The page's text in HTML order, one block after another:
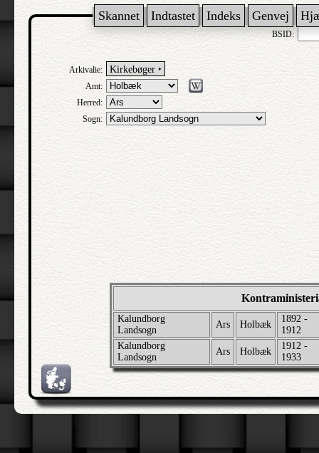
Skannet Indtastet Indeks Genvej
BSID:
Arkivalie: Kirkebøger ‣
Amt:
Herred:
Sogn:
Kalundborg
Landsogn
Ars Holbæk
1892 -
1912
Kalundborg
Landsogn
Ars Holbæk
1912 -
1933